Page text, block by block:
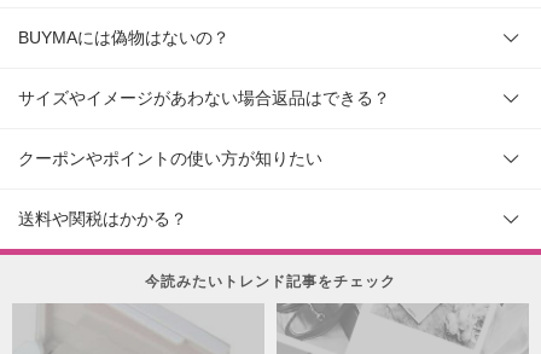
BUYMAには偽物はないの？
サイズやイメージがあわない場合返品はできる？
クーポンやポイントの使い方が知りたい
送料や関税はかかる？
今読みたいトレンド記事をチェック